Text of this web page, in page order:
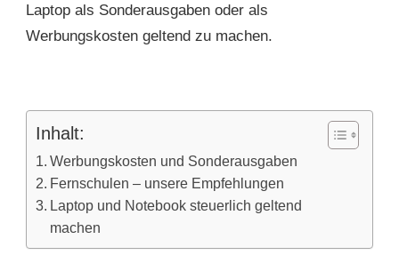
Laptop als Sonderausgaben oder als
Werbungskosten geltend zu machen.
Inhalt:
Werbungskosten und Sonderausgaben
Fernschulen – unsere Empfehlungen
Laptop und Notebook steuerlich geltend
machen